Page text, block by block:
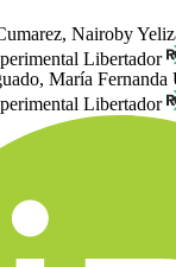
Nairoby
Libertador
María Fernanda
Libertador